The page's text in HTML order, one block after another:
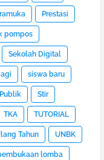
Prestasi
pompos
Sekolah Digital
siswa baru
Stir
TKA TUTORIAL
Tahun UNBK
lomba